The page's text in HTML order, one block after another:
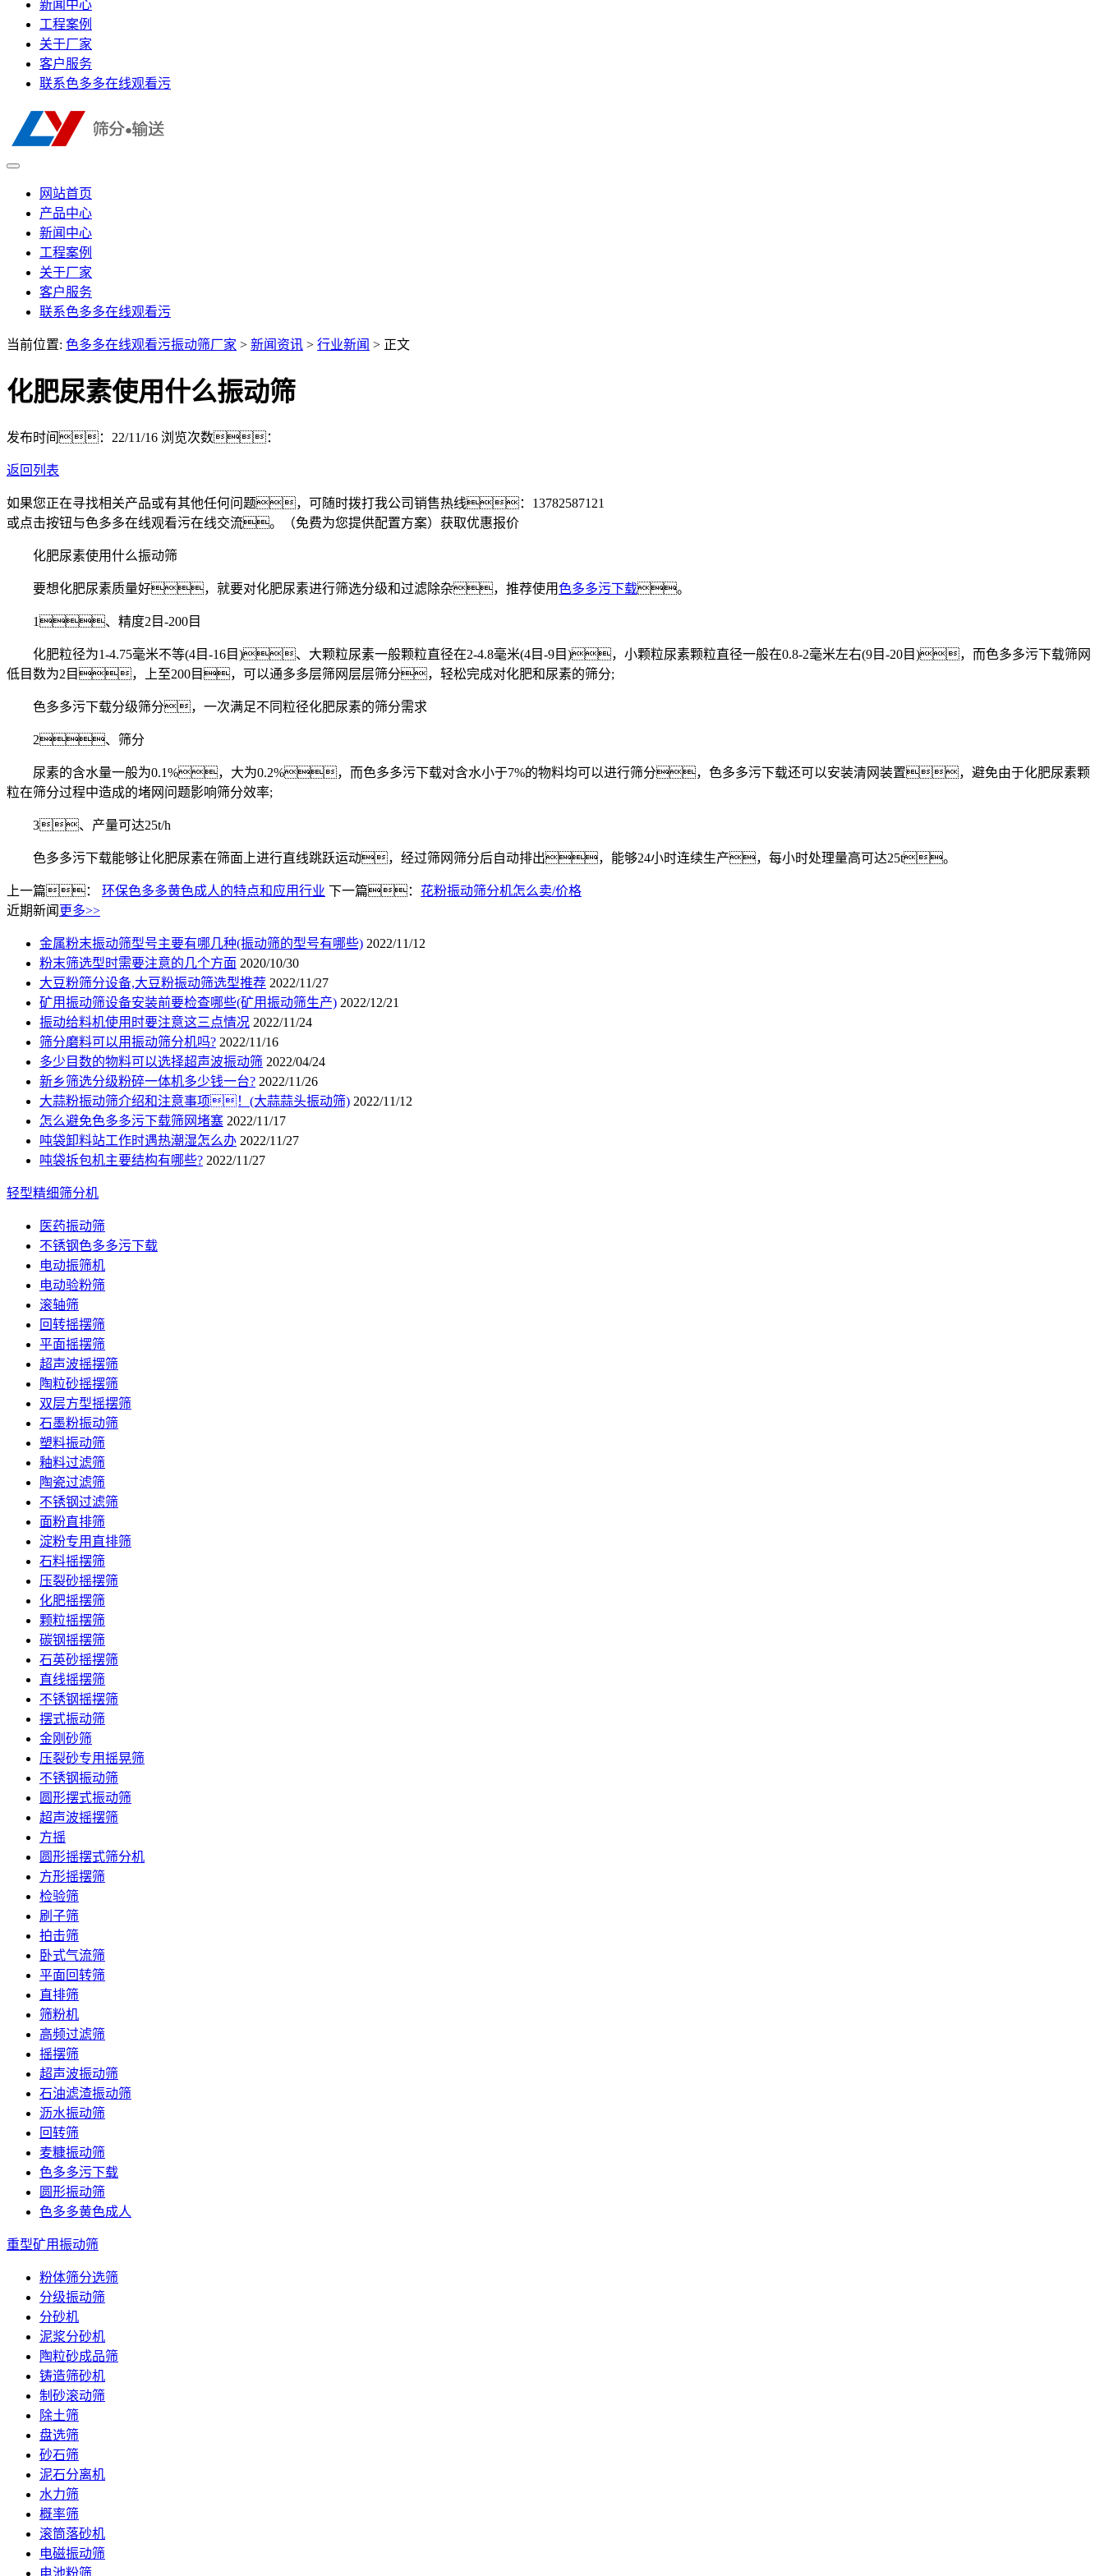
新闻中心
工程案例
关于厂家
客户服务
联系色多多在线观看污
网站首页
产品中心
新闻中心
工程案例
关于厂家
客户服务
联系色多多在线观看污
当前位置: 色多多在线观看污振动筛厂家 > 新闻资讯 > 行业新闻 > 正文
化肥尿素使用什么振动筛
发布时间：22/11/16 浏览次数：
返回列表
如果您正在寻找相关产品或有其他任何问题，可随时拨打我公司销售热线： 13782587121
或点击按钮与色多多在线观看污在线交流。（免费为您提供配置方案） 获取优惠报价
化肥尿素使用什么振动筛
要想化肥尿素质量好，就要对化肥尿素进行筛选分级和过滤除杂，推荐使用色多多污下载。
1、精度2目-200目
化肥粒径为1-4.75毫米不等(4目-16目)、大颗粒尿素一般颗粒直径在2-4.8毫米(4目-9目)，小颗粒尿素颗粒直径一般在0.8-2毫米左右(9目-20目)，而色多多污下载筛网
低目数为2目，上至200目，可以通多多层筛网层层筛分，轻松完成对化肥和尿素的筛分;
色多多污下载分级筛分，一次满足不同粒径化肥尿素的筛分需求
2、筛分
尿素的含水量一般为0.1%，大为0.2%，而色多多污下载对含水小于7%的物料均可以进行筛分，色多多污下载还可以安装清网装置，避免由于化肥尿素颗
粒在筛分过程中造成的堵网问题影响筛分效率;
3、产量可达25t/h
色多多污下载能够让化肥尿素在筛面上进行直线跳跃运动，经过筛网筛分后自动排出，能够24小时连续生产，每小时处理量高可达25t。
上一篇： 环保色多多黄色成人的特点和应用行业 下一篇： 花粉振动筛分机怎么卖/价格
近期新闻 更多>>
金属粉末振动筛型号主要有哪几种(振动筛的型号有哪些) 2022/11/12
粉末筛选型时需要注意的几个方面 2020/10/30
大豆粉筛分设备,大豆粉振动筛选型推荐 2022/11/27
矿用振动筛设备安装前要检查哪些(矿用振动筛生产) 2022/12/21
振动给料机使用时要注意这三点情况 2022/11/24
筛分磨料可以用振动筛分机吗? 2022/11/16
多少目数的物料可以选择超声波振动筛 2022/04/24
新乡筛选分级粉碎一体机多少钱一台? 2022/11/26
大蒜粉振动筛介绍和注意事项！(大蒜蒜头振动筛) 2022/11/12
怎么避免色多多污下载筛网堵塞 2022/11/17
吨袋卸料站工作时遇热潮湿怎么办 2022/11/27
吨袋拆包机主要结构有哪些? 2022/11/27
轻型精细筛分机
医药振动筛
不锈钢色多多污下载
电动振筛机
电动验粉筛
滚轴筛
回转摇摆筛
平面摇摆筛
超声波摇摆筛
陶粒砂摇摆筛
双层方型摇摆筛
石墨粉振动筛
塑料振动筛
釉料过滤筛
陶瓷过滤筛
不锈钢过滤筛
面粉直排筛
淀粉专用直排筛
石料摇摆筛
压裂砂摇摆筛
化肥摇摆筛
颗粒摇摆筛
碳钢摇摆筛
石英砂摇摆筛
直线摇摆筛
不锈钢摇摆筛
摆式振动筛
金刚砂筛
压裂砂专用摇晃筛
不锈钢振动筛
圆形摆式振动筛
超声波摇摆筛
方摇
圆形摇摆式筛分机
方形摇摆筛
检验筛
刷子筛
拍击筛
卧式气流筛
平面回转筛
直排筛
筛粉机
高频过滤筛
摇摆筛
超声波振动筛
石油滤渣振动筛
沥水振动筛
回转筛
麦糠振动筛
色多多污下载
圆形振动筛
色多多黄色成人
重型矿用振动筛
粉体筛分选筛
分级振动筛
分砂机
泥浆分砂机
陶粒砂成品筛
铸造筛砂机
制砂滚动筛
除土筛
盘选筛
砂石筛
泥石分离机
水力筛
概率筛
滚筒落砂机
电磁振动筛
电池粉筛